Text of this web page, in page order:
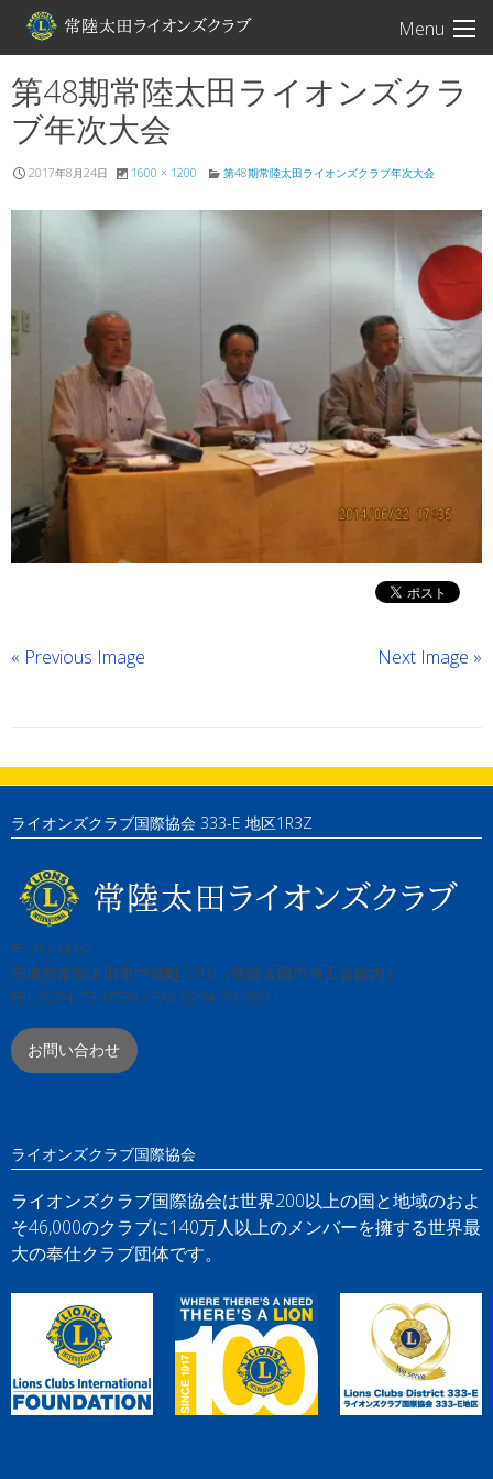
Menu
常陸太田ライオン
第48期常陸太田ライオンズクラ
ブ年次大会
2017年8月24日 1600 × 1200 第48期常陸太田ライオンズクラブ年次大会
« Previous Image Next Image »
ライオンズクラブ国際協会 333-E 地区1R3Z
〒313-0061
茨城県常陸太田市中城町3210（常陸太田市商工会館内）
TEL:0294-73-0769 / FAX:0294-73-0831
お問い合わせ
ライオンズクラブ国際協会
ライオンズクラブ国際協会は世界200以上の国と地域のおよ
そ46,000のクラブに140万人以上のメンバーを擁する世界最
大の奉仕クラブ団体です。